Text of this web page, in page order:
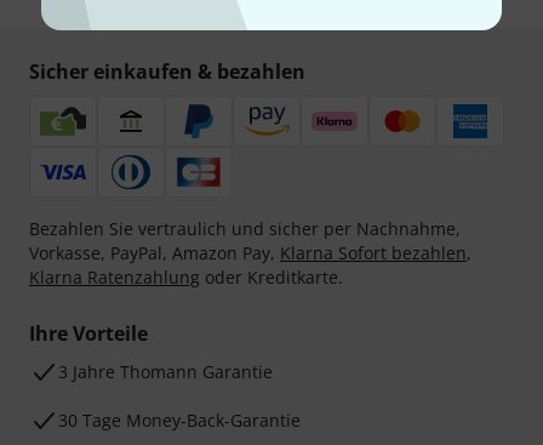
Sicher einkaufen & bezahlen
Bezahlen Sie vertraulich und sicher per Nachnahme,
Vorkasse, PayPal, Amazon Pay, Klarna Sofort bezahlen,
Klarna Ratenzahlung oder Kreditkarte.
Ihre Vorteile
3 Jahre Thomann Garantie
30 Tage Money-Back-Garantie